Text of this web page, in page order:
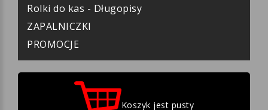
Rolki do kas - Długopisy
ZAPALNICZKI
PROMOCJE
Koszyk jest pusty